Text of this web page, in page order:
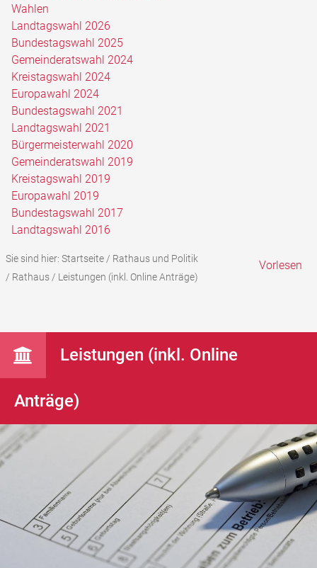
Wahlen
Landtagswahl 2026
Bundestagswahl 2025
Gemeinderatswahl 2024
Kreistagswahl 2024
Europawahl 2024
Bundestagswahl 2021
Landtagswahl 2021
Bürgermeisterwahl 2020
Gemeinderatswahl 2019
Kreistagswahl 2019
Europawahl 2019
Bundestagswahl 2017
Landtagswahl 2016
Sie sind hier: Startseite/ Rathaus und Politik
/ Rathaus/ Leistungen (inkl. Online Anträge)
Vorlesen
Leistungen (inkl. Online
Anträge)